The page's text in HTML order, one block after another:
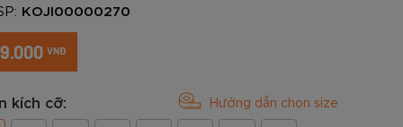
KOJI00000270
VNĐ
kích cỡ: Hướng dẫn chọn size